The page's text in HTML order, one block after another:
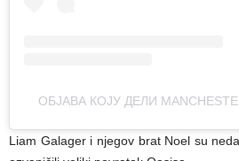
ОБЈАВА КОЈУ ДЕЛИ
Liam Galager i njegov brat Noel su